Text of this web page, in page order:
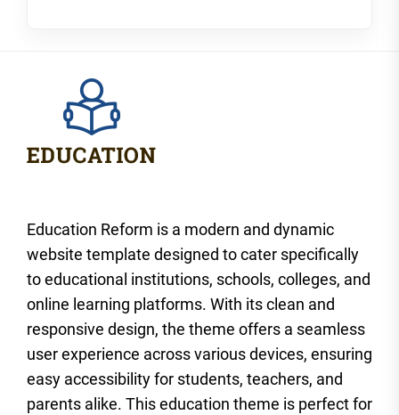
Education Reform is a modern and dynamic
website template designed to cater specifically
to educational institutions, schools, colleges, and
online learning platforms. With its clean and
responsive design, the theme offers a seamless
user experience across various devices, ensuring
easy accessibility for students, teachers, and
parents alike. This education theme is perfect for